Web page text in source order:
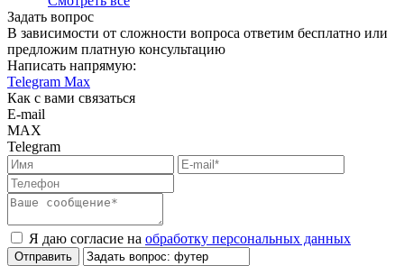
Задать вопрос
В зависимости от сложности вопроса ответим бесплатно или
предложим платную консультацию
Написать напрямую:
Telegram Max
Как с вами связаться
E-mail
MAX
Telegram
Я даю согласие на обработку персональных данных
Отправить